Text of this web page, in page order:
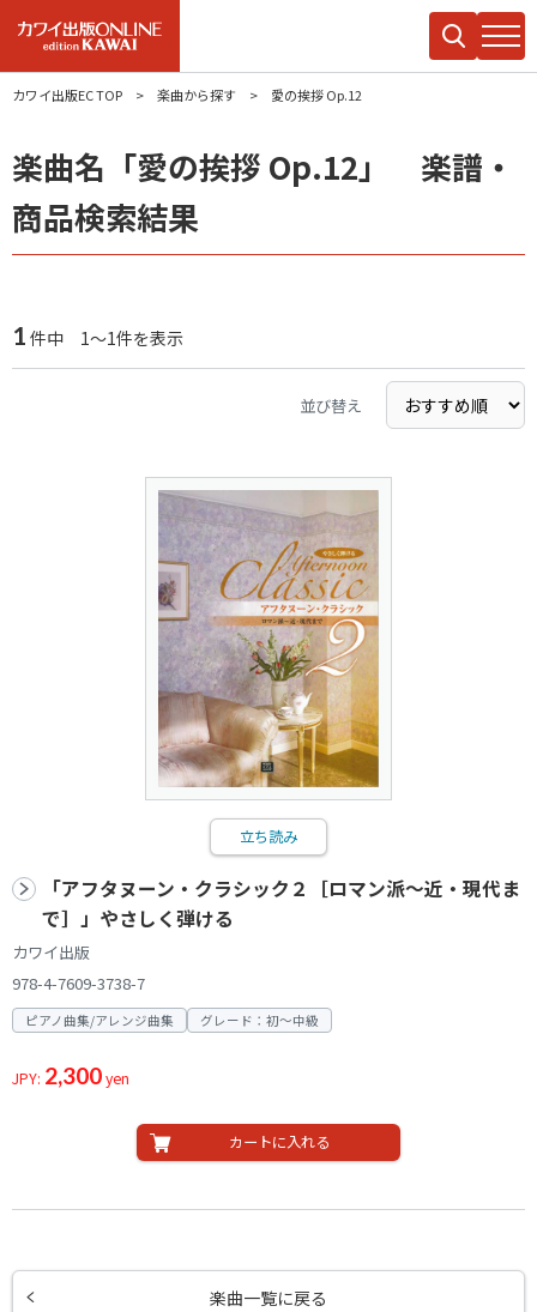
カワイ出版EC TOP 楽曲から探す 愛の挨拶 Op.12
楽曲名「愛の挨拶 Op.12」 楽譜・
商品検索結果
1 件中 1～1件を表示
並び替え
立ち読み
「アフタヌーン・クラシック２［ロマン派～近・現代ま
で］」やさしく弾ける
カワイ出版
978-4-7609-3738-7
ピアノ曲集/アレンジ曲集 グレード：初～中級
JPY: 2,300yen
カートに入れる
楽曲一覧に戻る